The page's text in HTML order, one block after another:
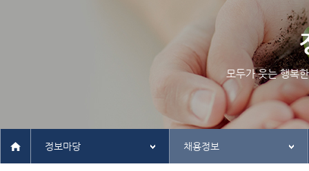
채용정보
인재정보
관련사이트
모두가 웃는 행복
정보마당 채용정보